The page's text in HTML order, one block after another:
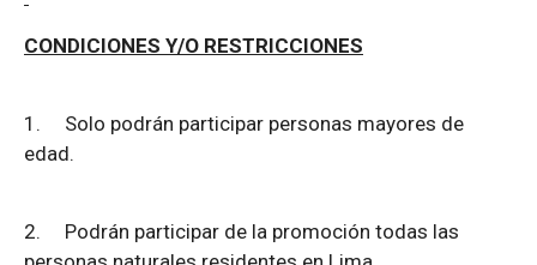
CONDICIONES Y/O RESTRICCIONES
1. Solo podrán participar personas mayores de
edad.
2. Podrán participar de la promoción todas las